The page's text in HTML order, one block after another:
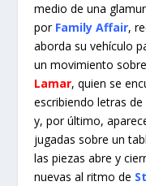
medio de una
por Family Affair,
aborda su vehículo
un movimiento
Lamar, quien se
escribiendo letras de
y, por último,
jugadas sobre un
las piezas abre y
nuevas al ritmo de